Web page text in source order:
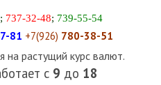
; 737-32-48; 739-55-54
81 +7(926) 780-38-51
растущий курс валют.
с 9 до 18